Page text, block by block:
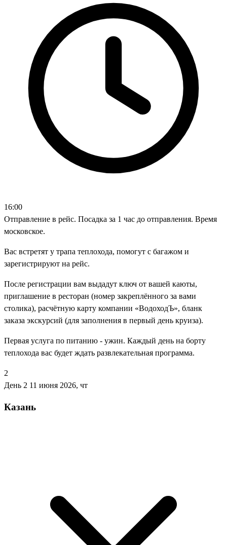
16:00
Отправление в рейс. Посадка за 1 час до отправления. Время
московское.
Вас встретят у трапа теплохода, помогут с багажом и
зарегистрируют на рейс.
После регистрации вам выдадут ключ от вашей каюты,
приглашение в ресторан (номер закреплённого за вами
столика), расчётную карту компании «ВодоходЪ», бланк
заказа экскурсий (для заполнения в первый день круиза).
Первая услуга по питанию - ужин. Каждый день на борту
теплохода вас будет ждать развлекательная программа.
2
День 2 11 июня 2026, чт
Казань